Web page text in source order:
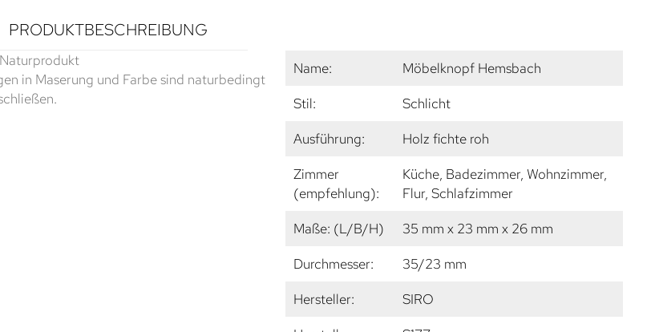
PRODUKTBESCHREIBUNG
in Maserung und Farbe sind naturbedingt
Name:
Möbelknopf Hemsbach
Stil:
Schlicht
Ausführung:
Holz fichte roh
Zimmer
(empfehlung):
Küche, Badezimmer, Wohnzimmer,
Flur, Schlafzimmer
Maße: (L/B/H)
35 mm x 23 mm x 26 mm
Durchmesser:
35/23 mm
Hersteller:
SIRO